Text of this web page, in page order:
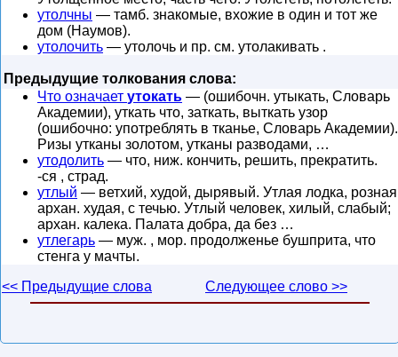
утолчны — тамб. знакомые, вхожие в один и тот же
дом (Наумов).
утолочить — утолочь и пр. см. утолакивать .
Предыдущие толкования слова:
Что означает утокать — (ошибочн. утыкать, Словарь
Академии), уткать что, заткать, выткать узор
(ошибочно: употреблять в тканье, Словарь Академии).
Ризы утканы золотом, утканы разводами, …
утодолить — что, ниж. кончить, решить, прекратить.
-ся , страд.
утлый — ветхий, худой, дырявый. Утлая лодка, розная
архан. худая, с течью. Утлый человек, хилый, слабый;
архан. калека. Палата добра, да без …
утлегарь — муж. , мор. продолженье бушприта, что
стенга у мачты.
<< Предыдущие слова
Следующее слово >>